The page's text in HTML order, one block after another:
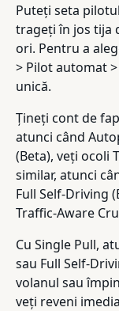
Puteți seta
trageți în jos tija
ori. Pentru a
> Pilot automat
unică.
Țineți cont de
atunci când
(Beta), veți ocoli
similar, atunci
Full Self-Driving
Traffic-Aware
Cu Single Pull,
sau Full Self-
volanul sau
veți reveni